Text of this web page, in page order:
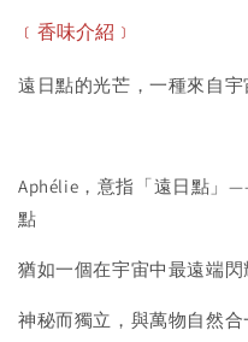
﹝香味介紹﹞
遠日點的光芒，一種來自
Aphélie，意指「遠日點」
點
猶如一個在宇宙中最遠端閃
神秘而獨立，與萬物自然合